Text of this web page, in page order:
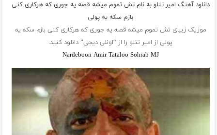
دانلود آهنگ امیر تتلو به نام تش تموم میشه قصه یه جوری که هرکاری کنی
بازم سکه یه پولی
موزیک زیبای تش تموم میشه قصه یه جوری که هرکاری کنی بازم سکه یه
پولی از امیر تتلو را از “اونلی دیجی” دانلود کنید.
Nardeboon Amir Tataloo Sohrab MJ